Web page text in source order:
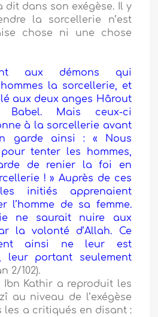
dit dans son exégèse. Il y
la sorcellerie n’est
chose ni une chose
aux démons qui
la sorcellerie, et
aux deux anges Hârout
Mais ceux-ci
à la sorcellerie avant
garde ainsi : « Nous
tenter les hommes,
de renier la foi en
! » Auprès de ces
initiés apprenaient
l’homme de sa femme.
ne saurait nuire aux
la volonté d’Allah. Ce
ainsi ne leur est
leur portant seulement
2/102).
Ibn Kathir a reproduit les
au niveau de l’exégèse
les a critiqués en disant :